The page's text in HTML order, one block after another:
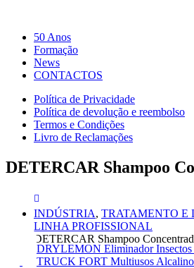
50 Anos
Formação
News
CONTACTOS
Política de Privacidade
Política de devolução e reembolso
Termos e Condições
Livro de Reclamações
DETERCAR Shampoo
INDÚSTRIA, TRATAMENTO E
LINHA PROFISSIONAL
DETERCAR Shampoo
DRYLEMON Eliminador Insectos
TRUCK FORT Multiusos